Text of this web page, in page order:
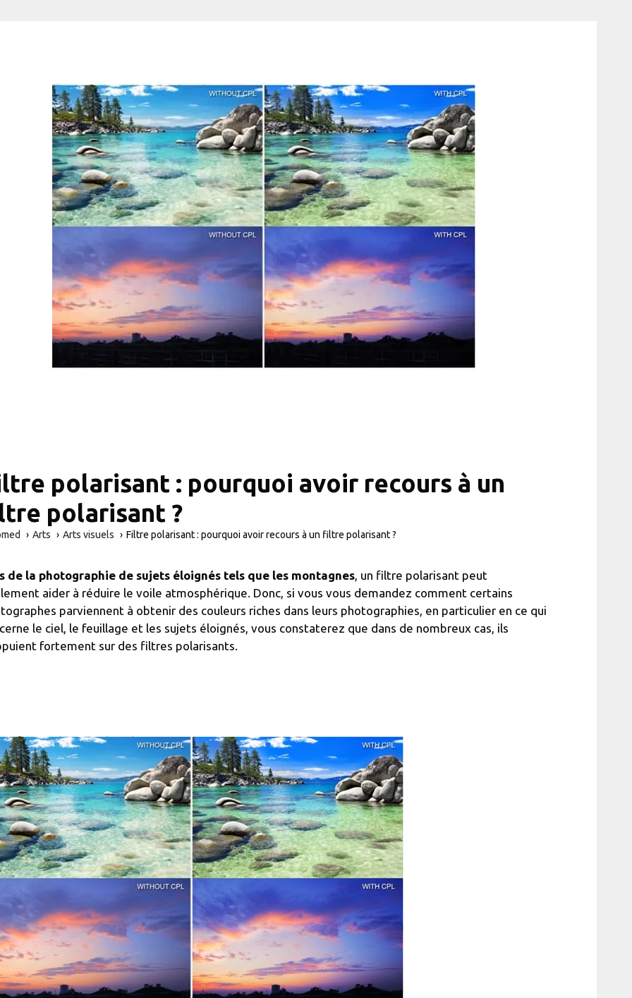
polarisant : pourquoi avoir recours à un
polarisant ?
Arts Arts visuels Filtre polarisant : pourquoi avoir recours à un filtre polarisant ?
de la photographie de sujets éloignés tels que les montagnes, un filtre polarisant peut
aider à réduire le voile atmosphérique. Donc, si vous vous demandez comment certains
parviennent à obtenir des couleurs riches dans leurs photographies, en particulier en ce qui
le ciel, le feuillage et les sujets éloignés, vous constaterez que dans de nombreux cas, ils
fortement sur des filtres polarisants.